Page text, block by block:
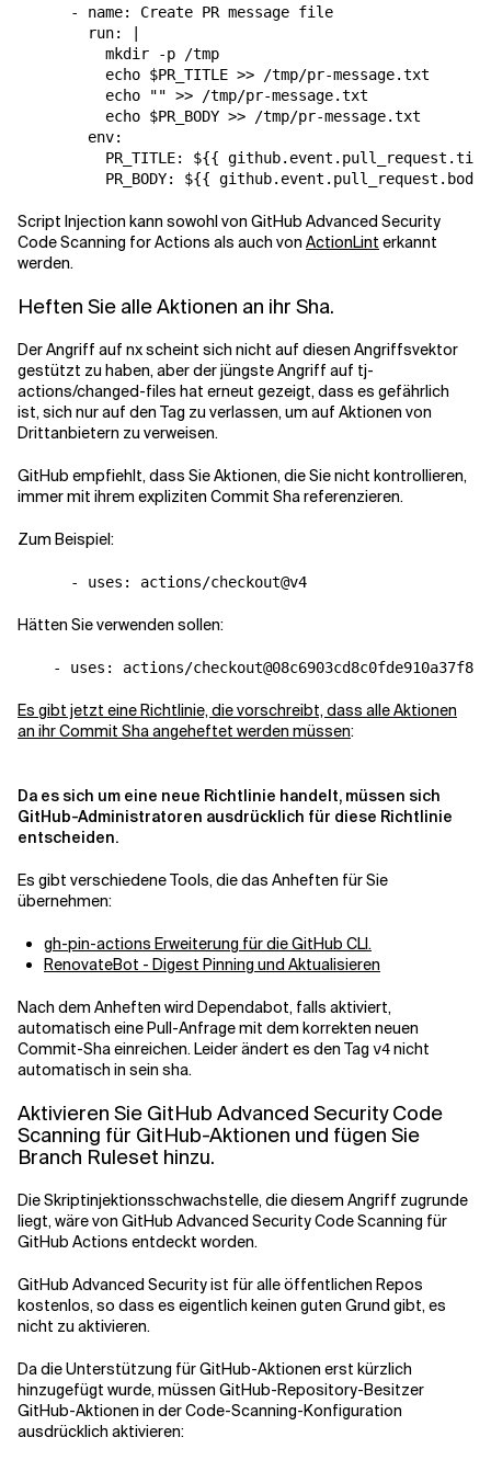
      - name: Create PR message file
        run: |
          mkdir -p /tmp
          echo $PR_TITLE >> /tmp/pr-message.txt
          echo "" >> /tmp/pr-message.txt
          echo $PR_BODY >> /tmp/pr-message.txt
        env:
PR_TITLE: ${{
PR_BODY: ${{ github.event.pull_request.body
Script Injection kann sowohl von GitHub Advanced Security
Code Scanning for Actions als auch von ActionLint erkannt
werden.
Heften Sie alle Aktionen an ihr Sha.
Der Angriff auf nx scheint sich nicht auf diesen Angriffsvektor
gestützt zu haben, aber der jüngste Angriff auf tj-
actions/changed-files hat erneut gezeigt, dass es gefährlich
ist, sich nur auf den Tag zu verlassen, um auf Aktionen von
Drittanbietern zu verweisen.
GitHub empfiehlt, dass Sie Aktionen, die Sie nicht kontrollieren,
immer mit ihrem expliziten Commit Sha referenzieren.
Zum Beispiel:
      - uses: actions/checkout@v4
Hätten Sie verwenden sollen:
- uses: actions/
Es gibt jetzt eine Richtlinie, die vorschreibt, dass alle Aktionen
an ihr Commit Sha angeheftet werden müssen:
Da es sich um eine neue Richtlinie handelt, müssen sich
GitHub-Administratoren ausdrücklich für diese Richtlinie
entscheiden.
Es gibt verschiedene Tools, die das Anheften für Sie
übernehmen:
gh-pin-actions Erweiterung für die GitHub CLI.
RenovateBot - Digest Pinning und Aktualisieren
Nach dem Anheften wird Dependabot, falls aktiviert,
automatisch eine Pull-Anfrage mit dem korrekten neuen
Commit-Sha einreichen. Leider ändert es den Tag v4nicht
automatisch in sein sha.
Aktivieren Sie GitHub Advanced Security Code
Scanning für GitHub-Aktionen und fügen Sie
Branch Ruleset hinzu.
Die Skriptinjektionsschwachstelle, die diesem Angriff zugrunde
liegt, wäre von GitHub Advanced Security Code Scanning für
GitHub Actions entdeckt worden.
GitHub Advanced Security ist für alle öffentlichen Repos
kostenlos, so dass es eigentlich keinen guten Grund gibt, es
nicht zu aktivieren.
Da die Unterstützung für GitHub-Aktionen erst kürzlich
hinzugefügt wurde, müssen GitHub-Repository-Besitzer
GitHub-Aktionen in der Code-Scanning-Konfiguration
ausdrücklich aktivieren: